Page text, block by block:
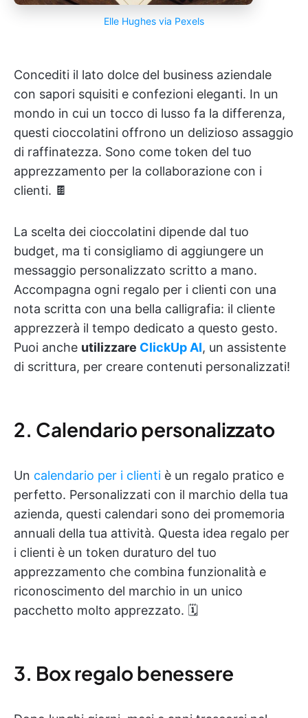
Elle Hughes via Pexels
Concediti il lato dolce del business aziendale
con sapori squisiti e confezioni eleganti. In un
mondo in cui un tocco di lusso fa la differenza,
questi cioccolatini offrono un delizioso assaggio
di raffinatezza. Sono come token del tuo
apprezzamento per la collaborazione con i
clienti. 🍫
La scelta dei cioccolatini dipende dal tuo
budget, ma ti consigliamo di aggiungere un
messaggio personalizzato scritto a mano.
Accompagna ogni regalo per i clienti con una
nota scritta con una bella calligrafia: il cliente
apprezzerà il tempo dedicato a questo gesto.
Puoi anche utilizzare ClickUp AI, un assistente
di scrittura, per creare contenuti personalizzati!
2. Calendario personalizzato
Un calendario per i clienti è un regalo pratico e
perfetto. Personalizzati con il marchio della tua
azienda, questi calendari sono dei promemoria
annuali della tua attività. Questa idea regalo per
i clienti è un token duraturo del tuo
apprezzamento che combina funzionalità e
riconoscimento del marchio in un unico
pacchetto molto apprezzato. 🗓️
3. Box regalo benessere